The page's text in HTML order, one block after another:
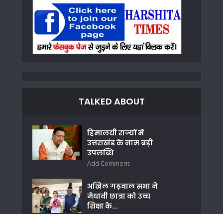
TALKED ABOUT
हिमालयी राज्यों में
उत्तराखंड के नाम बड़ी
उपलब्धि
Add Comment
अखिल गढ़वाल सभा ने
मेधावी छात्रा को उच्च
शिक्षा के...